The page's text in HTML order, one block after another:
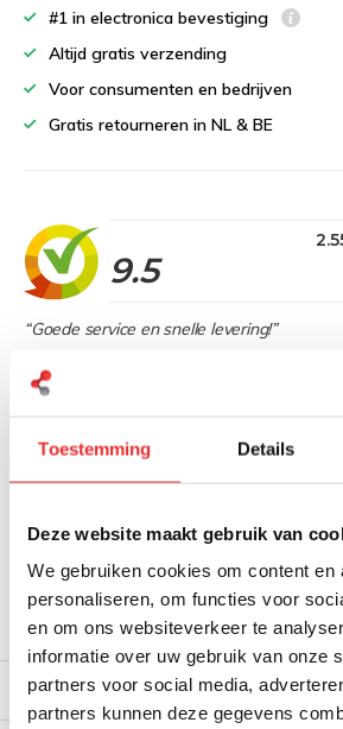
Toestemming Details
Deze website maakt gebruik van
We gebruiken cookies om content en
personaliseren, om functies voor
en om ons websiteverkeer te
informatie over uw gebruik van onze
partners voor social media,
partners kunnen deze gegevens
#1 in electronica bevestiging
Altijd gratis verzending
Voor consumenten en bedrijven
Gratis retourneren in NL & BE
9.5
“Goede service en snelle levering!”
Heb je een vraag over
Onze specialisten denken graag met je
Stuur bericht
Productomschrijving
Reviews